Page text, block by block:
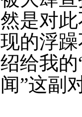
是对
的浮
给我
”这副